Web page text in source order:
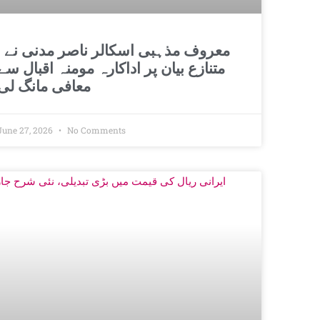
متنازع بیان پر اداکارہ مومنہ اقبال
معافی مانگ
27, 2026 No Comments